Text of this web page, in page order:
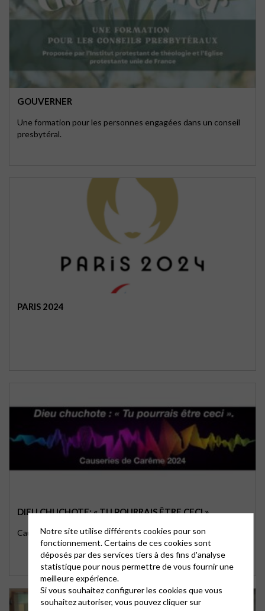
GOUVERNER
Une formation pour les personnes engagées dans un conseil
presbytéral.
PARIS 2024
DIEU CHUCHOTE: « TU POURRAIS ÊTRE CECI »
Causeries de Carême 2024
Notre site utilise différents cookies pour son
fonctionnement. Certains de ces cookies sont
déposés par des services tiers à des fins d'analyse
statistique pour nous permettre de vous fournir une
meilleure expérience.
Si vous souhaitez configurer les cookies que vous
souhaitez autoriser, vous pouvez cliquer sur